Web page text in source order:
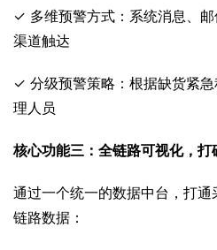
✓ 多维预警方式：系统消息、
渠道触达
✓ 分级预警策略：根据缺货紧
理人员
核心功能三：全链路可视化，打
通过一个统一的数据中台，打
链路数据：